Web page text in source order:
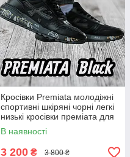
Кросівки Premiata молодіжні
спортивні шкіряні чорні легкі
низькі кросівки преміата для
спорту та відпочинку
В наявності
3 200 ₴ 3 800 ₴